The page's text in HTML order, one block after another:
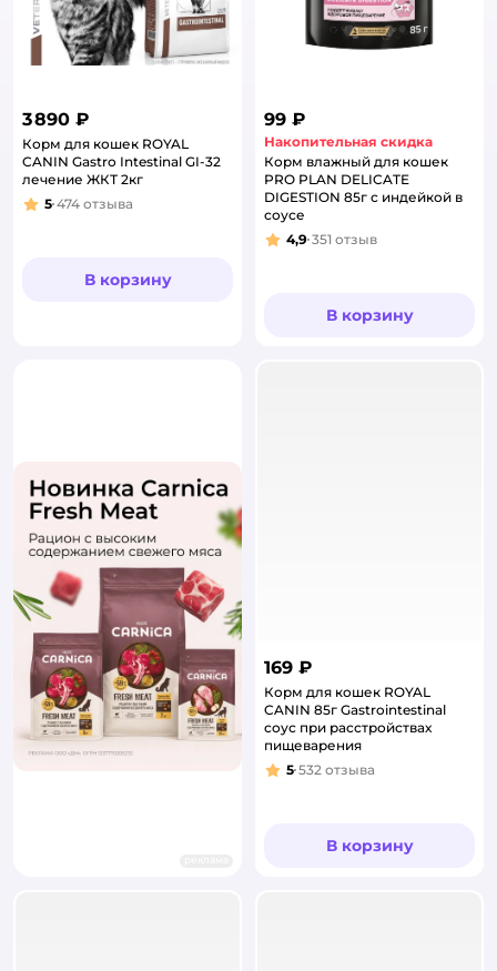
3 890 ₽
Корм для кошек ROYAL
CANIN Gastro Intestinal GI-32
лечение ЖКТ 2кг
Рейтинг:
5 474 отзыва
В корзину
99 ₽
Накопительная скидка
Корм влажный для кошек
PRO PLAN DELICATE
DIGESTION 85г с индейкой в
соусе
Рейтинг:
4,9 351 отзыв
В корзину
169 ₽
Корм для кошек ROYAL
CANIN 85г Gastrointestinal
соус при расстройствах
пищеварения
Рейтинг:
5 532 отзыва
В корзину